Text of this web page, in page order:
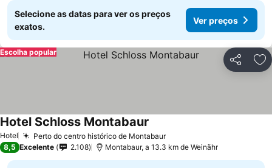
Selecione as datas para ver os preços
exatos.
Ver preços
Partilhar
Escolha popular
Hotel Perto do centro histórico de Montabaur
Hotel Schloss Montabaur
8,5 Excelente 2.108 Montabaur, a 13.3 km de Weinähr